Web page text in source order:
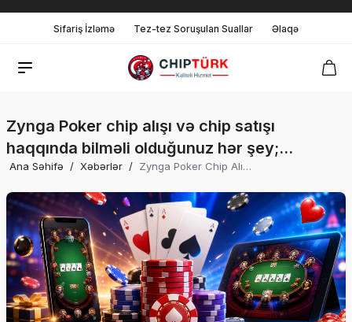
Sifariş İzləmə Tez-tez Soruşulan Suallar Əlaqə
Zynga Poker chip alışı və chip satışı
haqqında bilməli olduğunuz hər şey;
Facebook, Google Play və App Store
üzərindən oynama bələdçisi buradadır.
Ana Səhifə / Xəbərlər / Zynga Poker Chip Alışı Və Chip Satışı Haqqında Bilməli Olduğunuz Hər Şey; Facebook, Google Play Və App Store Üzərindən Oynama Bələdçisi Buradadır.